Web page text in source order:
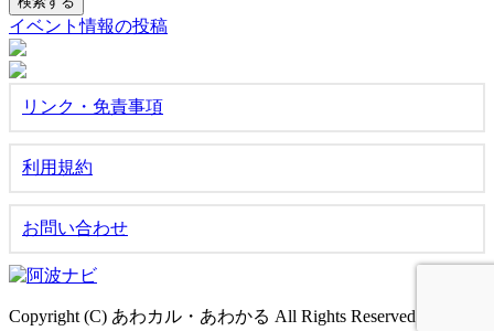
イベント情報の投稿
リンク・免責事項
利用規約
お問い合わせ
Copyright (C) あわカル・あわかる All Rights Reserved.